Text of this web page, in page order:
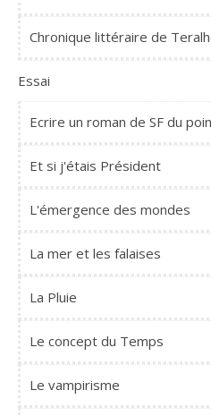
Chronique littéraire de
Essai
Ecrire un roman de SF du
Et si j'étais Président
L'émergence des mondes
La mer et les falaises
La Pluie
Le concept du Temps
Le vampirisme